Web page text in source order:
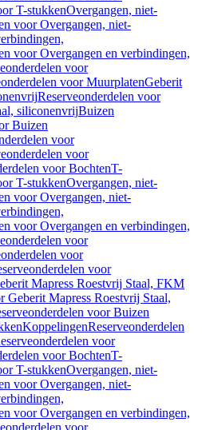
T-stukkenOvergangen, niet-
voor Overgangen, niet-
voor Overgangen en verbindingen,
voor
voor MuurplatenGeberit
Reserveonderdelen voor
siliconenvrijBuizen
Buizen
voor
voor
voor BochtenT-
T-stukkenOvergangen, niet-
voor Overgangen, niet-
voor Overgangen en verbindingen,
voor
voor
voor
Mapress Roestvrij Staal, FKM
Geberit Mapress Roestvrij Staal,
voor Buizen
KoppelingenReserveonderdelen
voor
voor BochtenT-
T-stukkenOvergangen, niet-
voor Overgangen, niet-
voor Overgangen en verbindingen,
voor